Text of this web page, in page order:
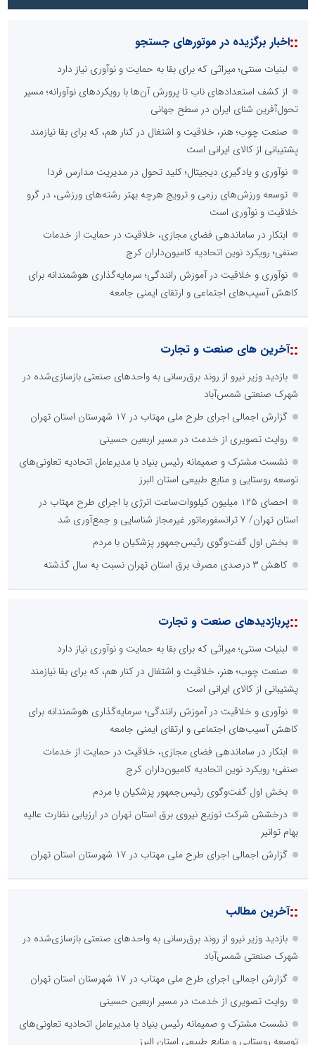
::اخبار برگزیده در موتورهای جستجو
لبنیات سنتی؛ میراثی که برای بقا به حمایت و نوآوری نیاز دارد
از کشف استعدادهای ناب تا پرورش آن‌ها با رویکردهای نوآورانه؛ مسیر
تحول‌آفرین شنای ایران در سطح جهانی
صنعت چوب؛ هنر، خلاقیت و اشتغال در کنار هم، که برای بقا نیازمند
پشتیبانی از کالای ایرانی است
نوآوری و یادگیری دیجیتال؛ کلید تحول در مدیریت مدارس فردا
توسعه ورزش‌های رزمی و ترویج هرچه بهتر رشته‌های ورزشی، در گرو
خلاقیت و نوآوری است
ابتکار در ساماندهی فضای مجازی، خلاقیت در حمایت از خدمات
صنفی؛ رویکرد نوین اتحادیه کامیون‌داران کرج
نوآوری و خلاقیت در آموزش رانندگی؛ سرمایه‌گذاری هوشمندانه برای
کاهش آسیب‌های اجتماعی و ارتقای ایمنی جامعه
::آخرین های صنعت و تجارت
بازدید وزیر نیرو از روند برق‌رسانی به واحدهای صنعتی بازسازی‌شده در
شهرک صنعتی شمس‌آباد
گزارش اجمالی اجرای طرح ملی مهتاب در ۱۷ شهرستان استان تهران
روایت تصویری از خدمت در مسیر اربعین حسینی
نشست مشترک و صمیمانه رئیس بنیاد با مدیرعامل اتحادیه تعاونی‌های
توسعه روستایی و منابع طبیعی استان البرز
احصای ۱۲۵ میلیون کیلووات‌ساعت انرژی با اجرای طرح مهتاب در
استان تهران/ ۷ ترانسفورماتور غیرمجاز شناسایی و جمع‌آوری شد
بخش اول گفت‌وگوی رئیس‌جمهور پزشکیان با مردم
کاهش ۳ درصدی مصرف برق استان تهران نسبت به سال گذشته
::پربازدیدهای صنعت و تجارت
لبنیات سنتی؛ میراثی که برای بقا به حمایت و نوآوری نیاز دارد
صنعت چوب؛ هنر، خلاقیت و اشتغال در کنار هم، که برای بقا نیازمند
پشتیبانی از کالای ایرانی است
نوآوری و خلاقیت در آموزش رانندگی؛ سرمایه‌گذاری هوشمندانه برای
کاهش آسیب‌های اجتماعی و ارتقای ایمنی جامعه
ابتکار در ساماندهی فضای مجازی، خلاقیت در حمایت از خدمات
صنفی؛ رویکرد نوین اتحادیه کامیون‌داران کرج
بخش اول گفت‌وگوی رئیس‌جمهور پزشکیان با مردم
درخشش شرکت توزیع نیروی برق استان تهران در ارزیابی نظارت عالیه
بهام توانیر
گزارش اجمالی اجرای طرح ملی مهتاب در ۱۷ شهرستان استان تهران
::آخرین مطالب
بازدید وزیر نیرو از روند برق‌رسانی به واحدهای صنعتی بازسازی‌شده در
شهرک صنعتی شمس‌آباد
گزارش اجمالی اجرای طرح ملی مهتاب در ۱۷ شهرستان استان تهران
روایت تصویری از خدمت در مسیر اربعین حسینی
نشست مشترک و صمیمانه رئیس بنیاد با مدیرعامل اتحادیه تعاونی‌های
توسعه روستایی و منابع طبیعی استان البرز